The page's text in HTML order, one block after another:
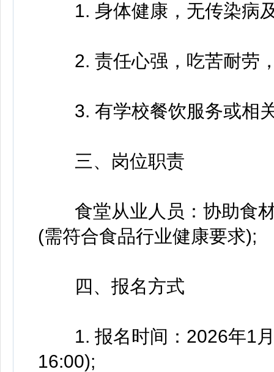
1. 身体健康，无传染病及
2. 责任心强，吃苦耐劳，
3. 有学校餐饮服务或相
三、岗位职责
食堂从业人员：协助食材
(需符合食品行业健康要求);
四、报名方式
1. 报名时间：2026年1月
16:00);